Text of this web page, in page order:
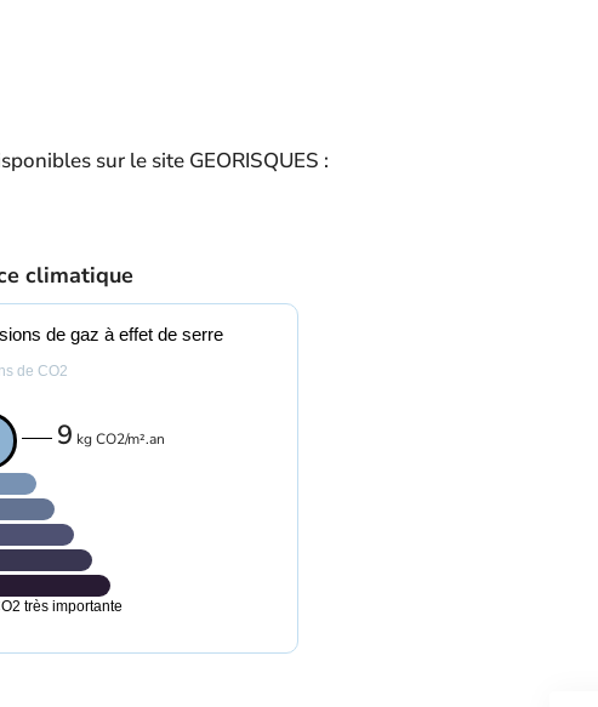
sur le site GEORISQUES :
climatique
de gaz à effet de serre
de CO2
9 kg CO2/m².an
très importante